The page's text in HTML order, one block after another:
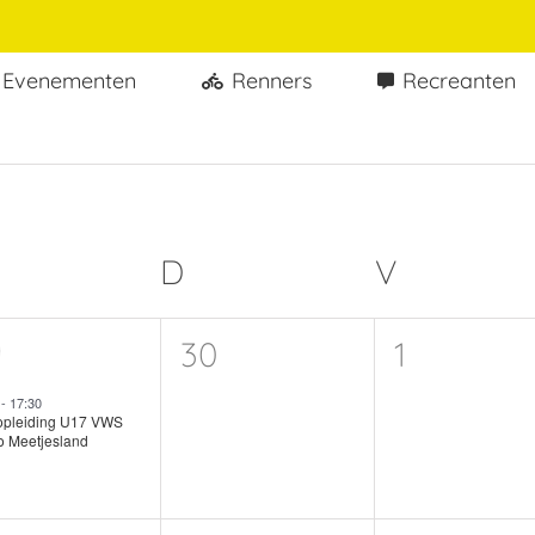
Evenementen Renners Recreanten
D DONDERDAG
V
- 17:30
U17 VWS
Meetjesland
0
30
0
1